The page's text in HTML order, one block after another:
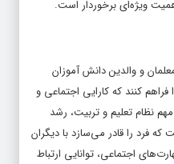
و والدین دانش آموزان
کنند که کارایی اجتماعی و
نظام تعلیم و تربیت، رشد
فرد را قادر می‌سازد با دیگران
اجتماعی، توانایی ارتباط
و موفقیت آمیز در شرایط